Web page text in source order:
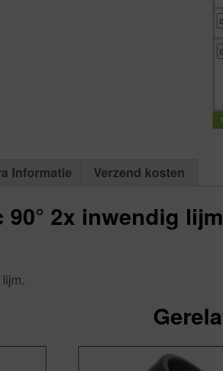
10
B
u
Informatie Verzend kosten
90° 2x inwendig lijm